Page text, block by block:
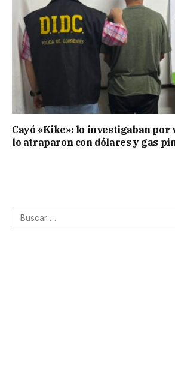
Cayó «Kike»: lo investigaban por
lo atraparon con dólares y gas